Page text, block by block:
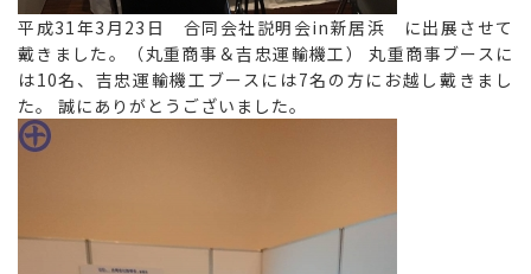
平成31年3月23日 合同会社説明会in新居浜 に出展させて
戴きました。（丸重商事＆吉忠運輸機工） 丸重商事ブースに
は10名、吉忠運輸機工ブースには7名の方にお越し戴きまし
た。 誠にありがとうございました。